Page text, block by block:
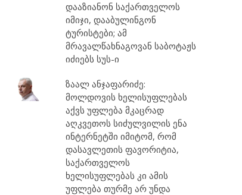
დააზიანონ საქართველოს
იმიჯი, დააბულინგონ
ტურისტები; ამ
მრავალწახნაგოვან საბოტაჟს
იძიებს სუს-ი
ზაალ ანჯაფარიძე:
მოლდოვის ხელისუფლებას
აქვს უფლება მკაცრად
აღკვეთოს სიძულვილის ენა
ინტერნეტში იმიტომ, რომ
დასავლეთის ფავორიტია,
საქართველოს
ხელისუფლებას კი ამის
უფლება თურმე არ უნდა